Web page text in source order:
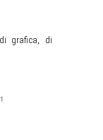
grafica, di